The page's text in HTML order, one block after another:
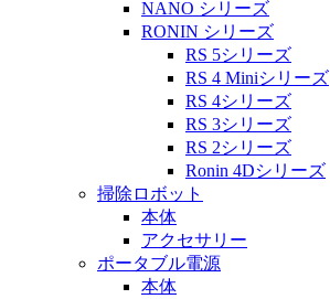
NANO シリーズ
RONIN シリーズ
RS 5シリーズ
RS 4 Miniシリーズ
RS 4シリーズ
RS 3シリーズ
RS 2シリーズ
Ronin 4Dシリーズ
掃除ロボット
本体
アクセサリー
ポータブル電源
本体